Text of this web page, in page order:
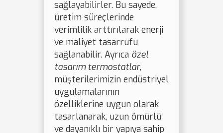
sağlayabilirler. Bu sayede,
üretim süreçlerinde
verimlilik arttırılarak enerji
ve maliyet tasarrufu
sağlanabilir. Ayrıca özel
tasarım termostatlar,
müşterilerimizin endüstriyel
uygulamalarının
özelliklerine uygun olarak
tasarlanarak, uzun ömürlü
ve dayanıklı bir yapıya sahip